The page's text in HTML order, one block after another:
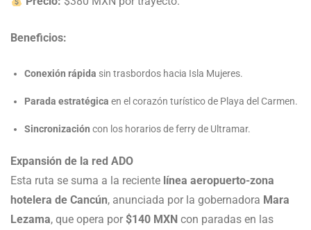
Beneficios:
Conexión rápida sin trasbordos hacia Isla Mujeres.
Parada estratégica en el corazón turístico de Playa del Carmen.
Sincronización con los horarios de ferry de Ultramar.
Expansión de la red ADO
Esta ruta se suma a la reciente línea aeropuerto-zona
hotelera de Cancún, anunciada por la gobernadora Mara
Lezama, que opera por $140 MXN con paradas en las